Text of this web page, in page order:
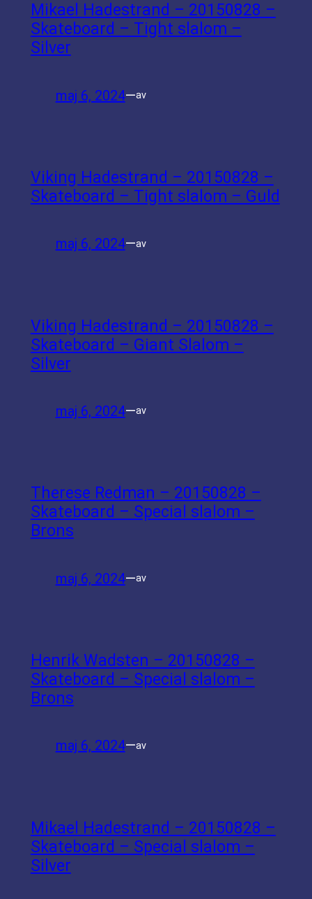
Mikael Hadestrand – 20150828 –
Skateboard – Tight slalom –
Silver
maj 6, 2024—av
Viking Hadestrand – 20150828 –
Skateboard – Tight slalom – Guld
maj 6, 2024—av
Viking Hadestrand – 20150828 –
Skateboard – Giant Slalom –
Silver
maj 6, 2024—av
Therese Redman – 20150828 –
Skateboard – Special slalom –
Brons
maj 6, 2024—av
Henrik Wadsten – 20150828 –
Skateboard – Special slalom –
Brons
maj 6, 2024—av
Mikael Hadestrand – 20150828 –
Skateboard – Special slalom –
Silver